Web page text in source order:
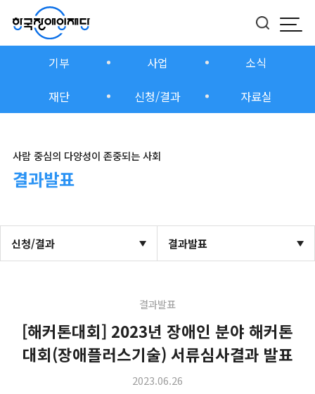
모
버튼
기부 사업
소식
재단
신청/결과 자료실
사람 중심의 다양성이 존중되는 사회
결과발표
신청/결과 결과발표
결과발표
[해커톤대회] 2023년 장애인 분야 해커톤
대회(장애플러스기술) 서류심사결과 발표
2023.06.26